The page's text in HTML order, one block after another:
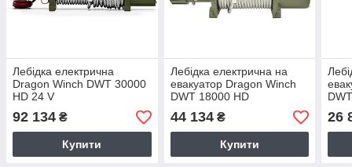
Лебідка електрична
Dragon Winch DWT 30000
HD 24 V
92 134 ₴
Купити
Лебідка електрична на
евакуатор Dragon Winch
DWT 18000 HD
44 134₴
Купити
26